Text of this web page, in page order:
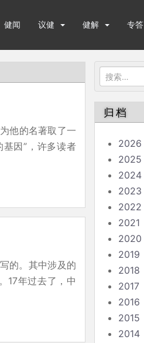
健闻 议健 健解 专答
搜
索：
他的名著取了一
因”，许多读者
的。其中涉及的
17年过去了，中
归档
2026
2025
2024
2023
2022
2021
2020
2019
2018
2017
2016
2015
2014